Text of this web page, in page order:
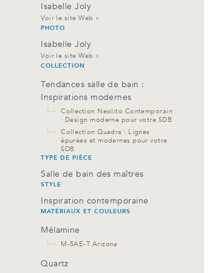
Isabelle Joly
Voir le site Web
PHOTO
Isabelle Joly
Voir le site Web
COLLECTION
Tendances salle de bain :
Inspirations modernes
└─ Collection Neolito Contemporain
: Design moderne pour votre SDB
└─ Collection Quadra : Lignes
épurées et modernes pour votre
SDB
TYPE DE PIÈCE
Salle de bain des maîtres
STYLE
Inspiration contemporaine
MATÉRIAUX ET COULEURS
Mélamine
└─ M-5AE-T Arizona
Quartz